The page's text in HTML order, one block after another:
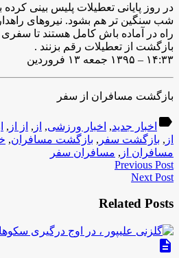
در روز پایانی تعطیلات پلیس بینی کرده
شب سنگین تر هم بشود. نیروهای
راه در آماده باش کامل هستند تا سفری
بازگشت از تعطیلات رقم بزنند .
۱۴:۳۳ – ۱۳۹۵ جمعه ۱۳ فروردین
بازگشت مسافران از سفر
label اخبار جدید, اخبار ورزشی, از , از از ,
از , بازگشت سفر , بازگشت مسافران,
مسافران از , مسافران سفر
Previous Post
Next Post
Related Posts
description